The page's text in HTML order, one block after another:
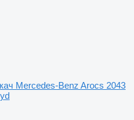
Mercedes-Benz Arocs 2043